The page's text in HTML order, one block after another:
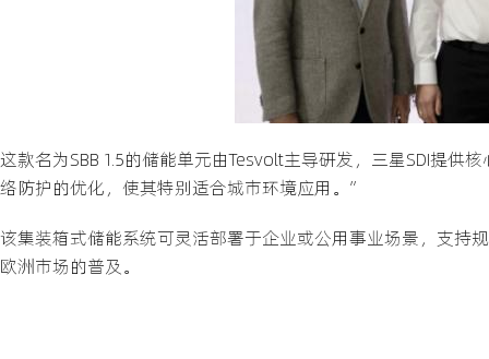
这款名为SBB 1.5的储能单元由Tesvolt主导研发，三星SDI提
络防护的优化，使其特别适合城市环境应用。”
该集装箱式储能系统可灵活部署于企业或公用事业场景，支持
欧洲市场的普及。